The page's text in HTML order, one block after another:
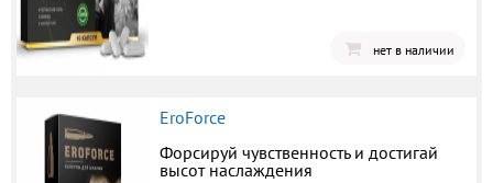
нет в наличии
EroForce
Форсируй чувственность и достигай
высот наслаждения